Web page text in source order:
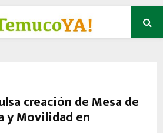
creación de Mesa de
y Movilidad en